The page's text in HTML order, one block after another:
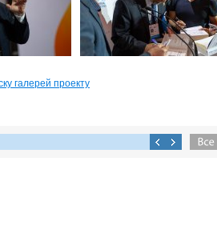
галерей проекту